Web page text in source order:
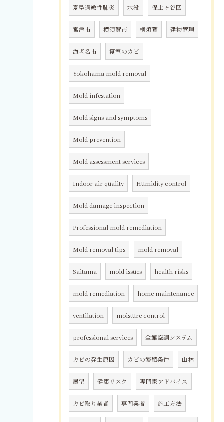
夏型過敏性肺炎 水没 保土ヶ谷区
宮津市 横須賀市 横須賀 建物管理
海老名市 寝室のカビ
Yokohama mold removal
Mold infestation
Mold signs and symptoms
Mold prevention
Mold assessment services
Indoor air quality Humidity control
Mold damage inspection
Professional mold remediation
Mold removal tips mold removal
Saitama mold issues health risks
mold remediation home maintenance
ventilation moisture control
professional services 全館空調システム
カビの発生原因 カビの繁殖条件 山林
展望 健康リスク 専門家アドバイス
カビ取り業者 専門業者 施工方法